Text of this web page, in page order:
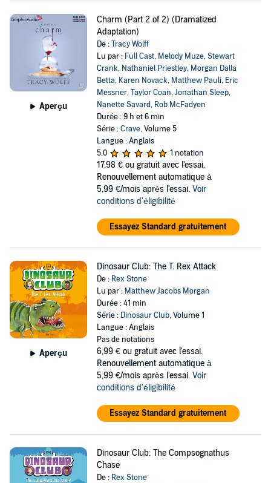
Aperçu
Charm (Part 2 of 2) (Dramatized
Adaptation)
De :Tracy Wolff
Lu par : Full Cast, Melody Muze,Stewart
Crank, Nathaniel Priestley, Morgan Dalla
Betta, Karen Novack, Matthew Pauli, Eric
Messner,Taylor Coan,Jonathan Sleep,
Nanette Savard, Rob McFadyen
Durée : 9 h et 6 min
Série :Crave, Volume 5
Langue : Anglais
5,0
1 notation
17,98 € ou gratuit avec l'essai.
Renouvellement automatique à
5,99 €/mois après l'essai. Voir
conditions d'éligibilité
Essayez Standard gratuitement
Aperçu
Dinosaur Club: The T. Rex Attack
De : Rex Stone
Lu par : Matthew Jacobs Morgan
Durée : 41 min
Série : Dinosaur Club, Volume 1
Langue : Anglais
Pas de notations
6,99 € ou gratuit avec l'essai.
Renouvellement automatique à
5,99 €/mois après l'essai. Voir
conditions d'éligibilité
Essayez Standard gratuitement
Dinosaur Club: The Compsognathus
Chase
De : Rex Stone